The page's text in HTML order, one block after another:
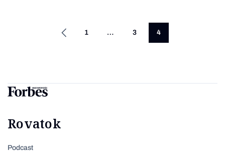
1 … 3 4
Rovatok
Podcast